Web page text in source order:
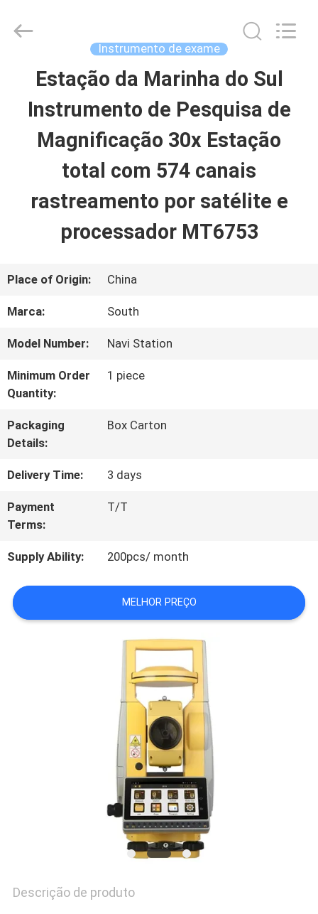
CASA
PRODUTOS
NÓS
CONTROLE
QUALIDADE
NOS
UMAS
Survey
Instrumento de exame
Estação da Marinha do Sul
Instrumento de Pesquisa de
Magnificação 30x Estação
total com 574 canais
rastreamento por satélite e
processador MT6753
Place of Origin: China
Marca: South
Model Number: Navi Station
Minimum Order
Quantity:
1 piece
Packaging
Details:
Box Carton
Delivery Time: 3 days
Payment
Terms:
T/T
Supply Ability: 200pcs/ month
MELHOR PREÇO
Descrição de produto